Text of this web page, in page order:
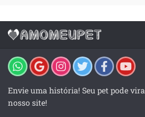
Envie uma história! Seu pet pode
nosso site!